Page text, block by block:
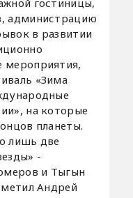
администрацию
в развитии
мероприятия,
«Зима
на которые
планеты.
лишь две
-
и Тыгын
Андрей